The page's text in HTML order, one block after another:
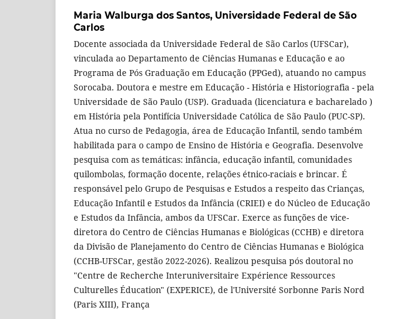
Maria Walburga dos Santos, Universidade Federal de São
Carlos
Docente associada da Universidade Federal de São Carlos (UFSCar),
vinculada ao Departamento de Ciências Humanas e Educação e ao
Programa de Pós Graduação em Educação (PPGed), atuando no campus
Sorocaba. Doutora e mestre em Educação - História e Historiografia - pela
Universidade de São Paulo (USP). Graduada (licenciatura e bacharelado )
em História pela Pontifícia Universidade Católica de São Paulo (PUC-SP).
Atua no curso de Pedagogia, área de Educação Infantil, sendo também
habilitada para o campo de Ensino de História e Geografia. Desenvolve
pesquisa com as temáticas: infância, educação infantil, comunidades
quilombolas, formação docente, relações étnico-raciais e brincar. É
responsável pelo Grupo de Pesquisas e Estudos a respeito das Crianças,
Educação Infantil e Estudos da Infância (CRIEI) e do Núcleo de Educação
e Estudos da Infância, ambos da UFSCar. Exerce as funções de vice-
diretora do Centro de Ciências Humanas e Biológicas (CCHB) e diretora
da Divisão de Planejamento do Centro de Ciências Humanas e Biológica
(CCHB-UFSCar, gestão 2022-2026). Realizou pesquisa pós doutoral no
"Centre de Recherche Interuniversitaire Expérience Ressources
Culturelles Éducation" (EXPERICE), de l'Université Sorbonne Paris Nord
(Paris XIII), França